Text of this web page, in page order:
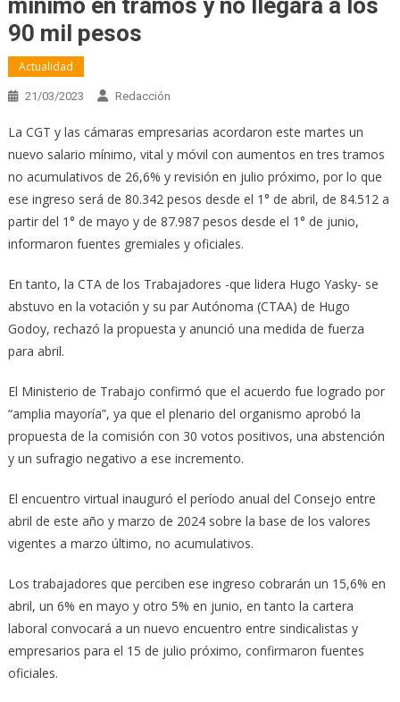
mínimo en tramos y no llegará a los
90 mil pesos
Actualidad
21/03/2023 Redacción
La CGT y las cámaras empresarias acordaron este martes un
nuevo salario mínimo, vital y móvil con aumentos en tres tramos
no acumulativos de 26,6% y revisión en julio próximo, por lo que
ese ingreso será de 80.342 pesos desde el 1° de abril, de 84.512 a
partir del 1° de mayo y de 87.987 pesos desde el 1° de junio,
informaron fuentes gremiales y oficiales.
En tanto, la CTA de los Trabajadores -que lidera Hugo Yasky- se
abstuvo en la votación y su par Autónoma (CTAA) de Hugo
Godoy, rechazó la propuesta y anunció una medida de fuerza
para abril.
El Ministerio de Trabajo confirmó que el acuerdo fue logrado por
“amplia mayoría”, ya que el plenario del organismo aprobó la
propuesta de la comisión con 30 votos positivos, una abstención
y un sufragio negativo a ese incremento.
El encuentro virtual inauguró el período anual del Consejo entre
abril de este año y marzo de 2024 sobre la base de los valores
vigentes a marzo último, no acumulativos.
Los trabajadores que perciben ese ingreso cobrarán un 15,6% en
abril, un 6% en mayo y otro 5% en junio, en tanto la cartera
laboral convocará a un nuevo encuentro entre sindicalistas y
empresarios para el 15 de julio próximo, confirmaron fuentes
oficiales.